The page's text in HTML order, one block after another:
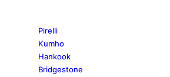
Pirelli
Kumho
Hankook
Bridgestone